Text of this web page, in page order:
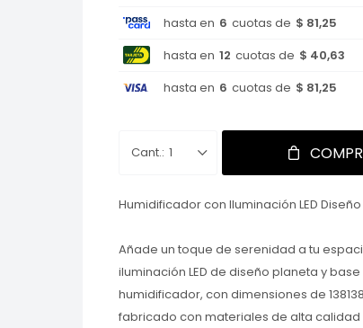
hasta en 6 cuotas de $ 81,25
hasta en 12 cuotas de $ 40,63
hasta en 6 cuotas de $ 81,25
1
Humidificador con Iluminación LED
Añade un toque de serenidad a tu
iluminación LED de diseño planeta y
humidificador, con dimensiones de
fabricado con materiales de alta calidad